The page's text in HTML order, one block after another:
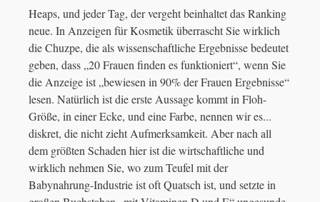
Heaps, und jeder Tag, der vergeht beinhaltet das Ranking
neue. In Anzeigen für Kosmetik überrascht Sie wirklich
die Chuzpe, die als wissenschaftliche Ergebnisse bedeutet
geben, dass „20 Frauen finden es funktioniert“, wenn Sie
die Anzeige ist „bewiesen in 90% der Frauen Ergebnisse“
lesen. Natürlich ist die erste Aussage kommt in Floh-
Größe, in einer Ecke, und eine Farbe, nennen wir es...
diskret, die nicht zieht Aufmerksamkeit. Aber nach all
dem größten Schaden hier ist die wirtschaftliche und
wirklich nehmen Sie, wo zum Teufel mit der
Babynahrung-Industrie ist oft Quatsch ist, und setzte in